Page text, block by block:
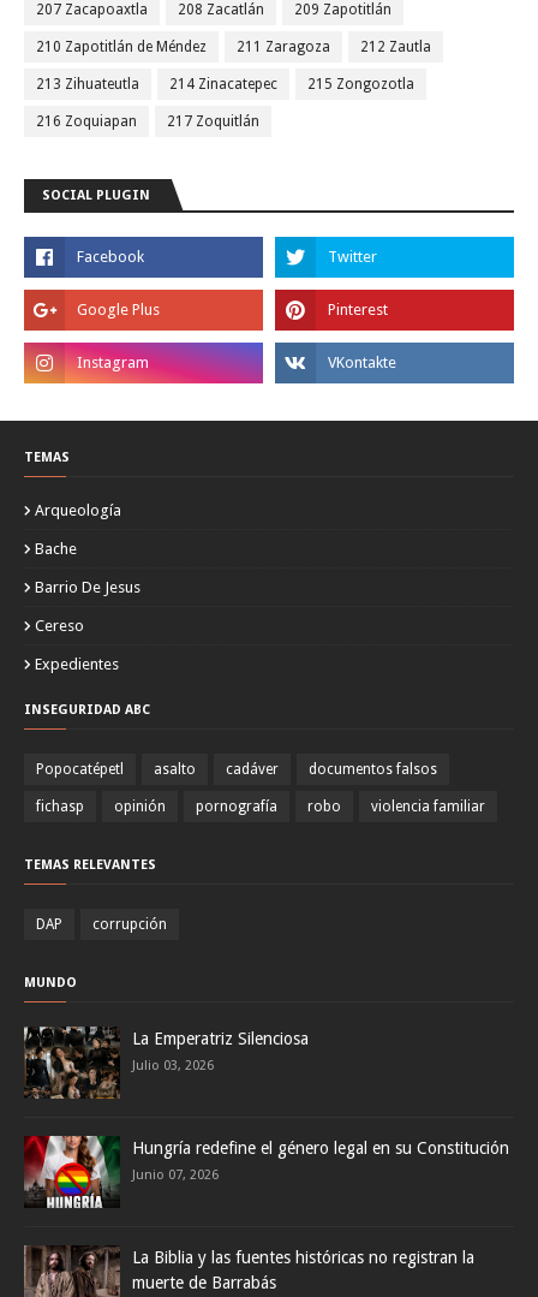
207 Zacapoaxtla 208 Zacatlán 209 Zapotitlán
210 Zapotitlán de Méndez 211 Zaragoza 212 Zautla
213 Zihuateutla 214 Zinacatepec 215 Zongozotla
216 Zoquiapan 217 Zoquitlán
SOCIAL PLUGIN
TEMAS
Arqueología
Bache
Barrio De Jesus
Cereso
Expedientes
INSEGURIDAD ABC
Popocatépetl asalto cadáver documentos falsos
fichasp opinión pornografía robo violencia familiar
TEMAS RELEVANTES
DAP corrupción
MUNDO
La Emperatriz Silenciosa
Julio 03, 2026
Hungría redefine el género legal en su Constitución
Junio 07, 2026
La Biblia y las fuentes históricas no registran la
muerte de Barrabás